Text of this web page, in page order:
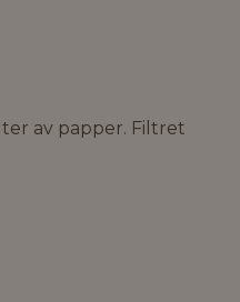
av papper. Filtret